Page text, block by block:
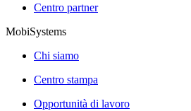
Centro partner
MobiSystems
Chi siamo
Centro stampa
Opportunità di lavoro